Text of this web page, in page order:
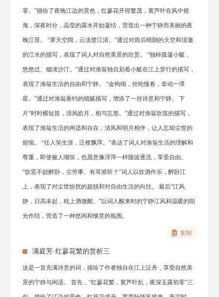
零。”描绘了夜晚江边的景色，红蓼花开得繁茂，黄芦叶在风中摇
曳，深夜时分，晶莹的露水开始凝结，营造出一种宁静而美丽的夜
晚江景。 “霁天空阔，云淡楚江清。”通过对雨后晴朗的天空和清澈
的江水的描写，表现了词人对自然美景的欣赏。 “独棹孤篷小艇，
悠悠过、烟渚沙汀。”通过对渔翁独自划着小艇在江上穿行的描写，
表现了渔翁生活的自由和宁静。 “金钩细，丝纶慢卷，牵动一潭
星。”通过对渔翁垂钓的细腻描写，增添了一丝诗意和宁静。 下
片“时时横短笛，清风皓月，相与忘形。”通过对渔翁吹笛的描写，
表现了渔翁生活的闲适和自在，清风和明月相伴，让人忘却尘世的
烦恼。 “任人笑生涯，泛梗飘萍。”表达了词人对渔翁生活的理解和
尊重，即使被人嘲笑，也愿意像浮萍一样随波逐流，享受自由。
“饮罢不妨醉卧，尘劳事、有耳谁听？”词人以饮酒作乐，醉卧江
上，表现了对尘世纷扰的超脱和对自由生活的向往。 最后“江风
静，日高未起，枕上酒微醒。”以词人醒来时的宁静江风和温暖的阳
光作结，营造了一种悠闲和惬意的氛围。
复制
满庭芳·红蓼花繁的赏析三
这是一首充满诗意的词，描绘了作者独自在江上泛舟，享受自然美
景的宁静与闲适。 首先，“红蓼花繁，黄芦叶乱，夜深玉露初零”三